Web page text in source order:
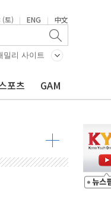
토) | ENG | 中文
밀리 사이트
포츠 GAM